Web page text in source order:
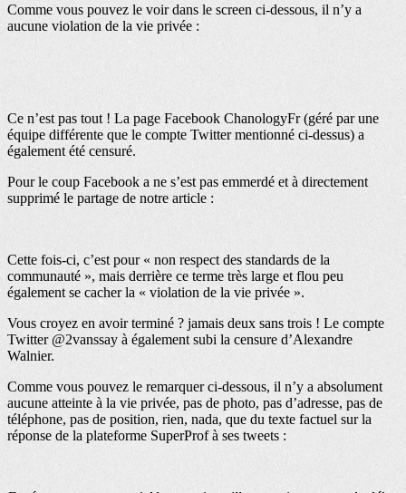
Comme vous pouvez le voir dans le screen ci-dessous, il n’y a
aucune violation de la vie privée :
Ce n’est pas tout ! La page Facebook ChanologyFr (géré par une
équipe différente que le compte Twitter mentionné ci-dessus) a
également été censuré.
Pour le coup Facebook a ne s’est pas emmerdé et à directement
supprimé le partage de notre article :
Cette fois-ci, c’est pour « non respect des standards de la
communauté », mais derrière ce terme très large et flou peu
également se cacher la « violation de la vie privée ».
Vous croyez en avoir terminé ? jamais deux sans trois ! Le compte
Twitter @2vanssay à également subi la censure d’Alexandre
Walnier.
Comme vous pouvez le remarquer ci-dessous, il n’y a absolument
aucune atteinte à la vie privée, pas de photo, pas d’adresse, pas de
téléphone, pas de position, rien, nada, que du texte factuel sur la
réponse de la plateforme SuperProf à ses tweets :